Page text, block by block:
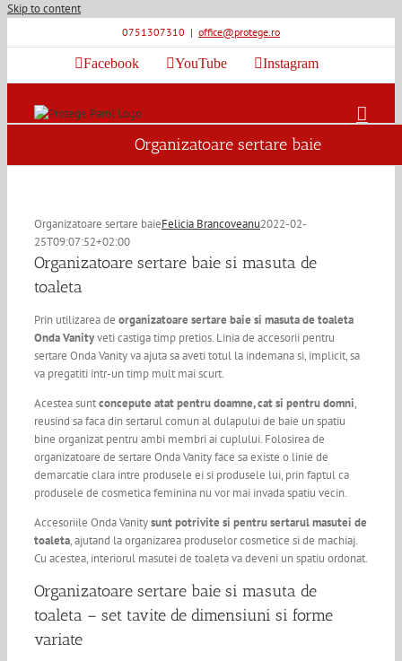
Skip to content
0751307310 | office@protege.ro
Facebook YouTube Instagram
Organizatoare sertare baie
Organizatoare sertare baieFelicia Brancoveanu2022-02-
25T09:07:52+02:00
Organizatoare sertare baie si masuta de
toaleta
Prin utilizarea de organizatoare sertare baie si masuta de toaleta
Onda Vanityveti castiga timp pretios. Linia de accesorii pentru
sertare Onda Vanity va ajuta sa aveti totul la indemana si, implicit, sa
va pregatiti intr-un timp mult mai scurt.
Acestea suntconcepute atat pentru doamne, cat si pentru domni,
reusind sa faca din sertarul comun al dulapului de baie un spatiu
bine organizat pentru ambi membri ai cuplului. Folosirea de
organizatoare de sertare Onda Vanity face sa existe o linie de
demarcatie clara intre produsele ei si produsele lui, prin faptul ca
produsele de cosmetica feminina nu vor mai invada spatiu vecin.
Accesoriile Onda Vanitysunt potrivite si pentru sertarul masutei de
toaleta, ajutand la organizarea produselor cosmetice si de machiaj.
Cu acestea, interiorul masutei de toaleta va deveni un spatiu ordonat.
Organizatoare sertare baie si masuta de
toaleta – set tavite de dimensiuni si forme
variate